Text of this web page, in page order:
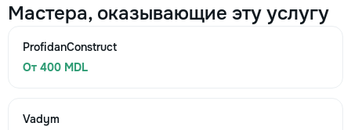
Мастера, оказывающие эту услугу
ProfidanConstruct
От 400 MDL
Vadym